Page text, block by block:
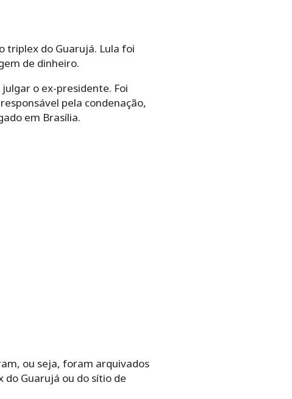
triplex do Guarujá. Lula foi
de dinheiro.
o ex-presidente. Foi
pela condenação,
em Brasília.
ou seja, foram arquivados
do Guarujá ou do sítio de